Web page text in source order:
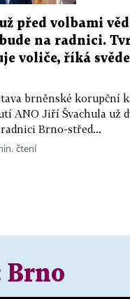
před volbami
na radnici.
voliče, říká
brněnské korupční
ANO Jiří Švachula už
Brno-střed...
čtení
Brno